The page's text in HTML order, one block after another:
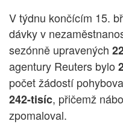
V týdnu končícím 15.
dávky v
sezónně upravených
agentury Reuters bylo
počet žádostí
242-tisíc, přičemž
zpomaloval.